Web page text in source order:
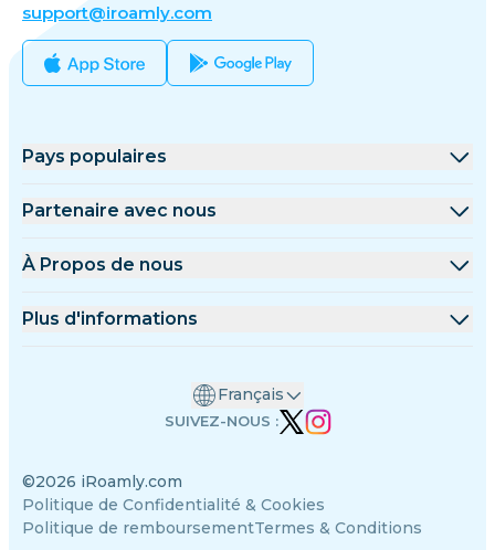
support@iroamly.com
Pays populaires
États-Unis
Turquie
France
Inde
Espagne
Partenaire avec nous
Plateforme de gros
À Propos de nous
À Propos de iRoamly
Plus d'informations
Calculateur de données
Équipe des auteurs
Appareils compatibles avec eSIM
©2026 iRoamly.com
Politique de Confidentialité & Cookies
Politique de remboursementTermes & Conditions
Français
SUIVEZ-NOUS :